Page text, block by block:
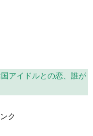
アイドルとの恋、誰が
ク